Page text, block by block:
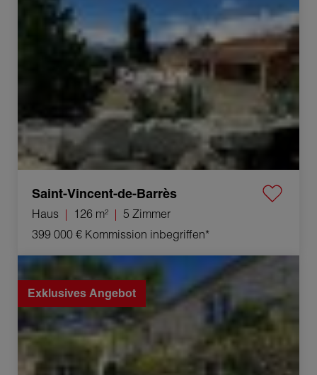
Saint-Vincent-de-Barrès
Haus 126 m²
5 Zimmer
399 000 € Kommission inbegriffen*
Verkauf Anwesen Entrevennes 20 Zimmer 1000 m²
Exklusives Angebot